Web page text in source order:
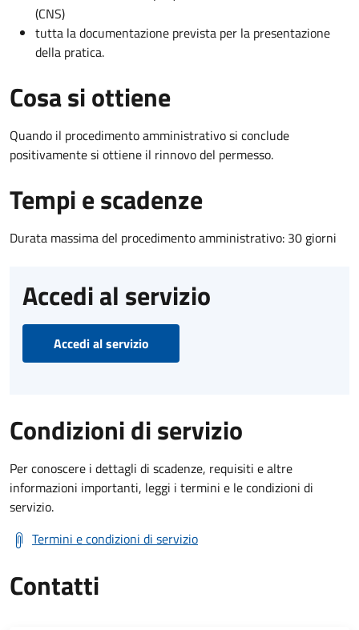
(CNS)
tutta la documentazione prevista per la presentazione
della pratica.
Cosa si ottiene
Quando il procedimento amministrativo si conclude
positivamente si ottiene il rinnovo del permesso.
Tempi e scadenze
Durata massima del procedimento amministrativo: 30 giorni
Accedi al servizio
Accedi al servizio
Condizioni di servizio
Per conoscere i dettagli di scadenze, requisiti e altre
informazioni importanti, leggi i termini e le condizioni di
servizio.
Termini e condizioni di servizio
Contatti